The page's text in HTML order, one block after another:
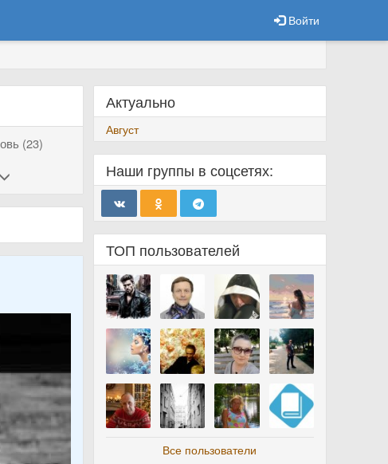
Войти
(23)
Актуально
Август
Наши группы в соцсетях:
ТОП пользователей
Все пользователи